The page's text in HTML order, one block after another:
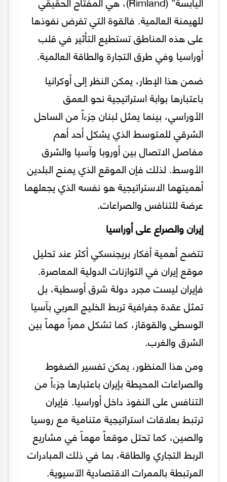
للهيمنة العالمية. فالقوة التي تفرض نفوذها
على هذه المناطق تستطيع التأثير في قلب
أوراسيا وفي طرق التجارة والطاقة العالمية.
ضمن هذا الإطار، يمكن النظر إلى أوكرانيا
باعتبارها بوابة استراتيجية نحو العمق
الأوراسي، بينما يمثل لبنان جزءاً من الساحل
الشرقي للمتوسط الذي يشكل أحد أهم
مفاصل الاتصال بين أوروبا وآسيا والشرق
الأوسط. لذلك فإن الموقع الذي يمنح البلدين
أهميتهما الاستراتيجية هو نفسه الذي يجعلهما
عرضة للتنافس والصراعات.
إيران والصراع على أوراسيا
تتضح أهمية أفكار بريجنسكي أكثر عند تحليل
موقع إيران في التوازنات الدولية المعاصرة.
فإيران ليست مجرد دولة شرق أوسطية، بل
تمثل عقدة جغرافية تربط الخليج العربي بآسيا
الوسطى والقوقاز، كما تشكل ممراً مهماً بين
الشرق والغرب.
ومن هذا المنظور، يمكن تفسير الضغوط
والصراعات المحيطة بإيران باعتبارها جزءاً من
التنافس على النفوذ داخل أوراسيا. فإيران
ترتبط بعلاقات استراتيجية متنامية مع روسيا
والصين، كما تحتل موقعاً مهماً في مشاريع
الربط التجاري والطاقة، بما في ذلك المبادرات
المرتبطة بالممرات الاقتصادية الآسيوية.